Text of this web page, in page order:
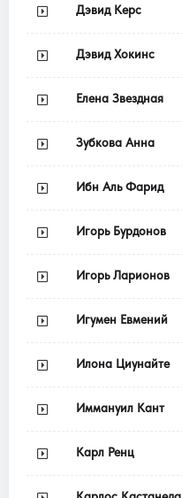
Дэвид Керс
Дэвид Хокинс
Елена Звездная
Зубкова Анна
Ибн Аль Фарид
Игорь Бурдонов
Игорь Ларионов
Игумен Евмений
Илона Циунайте
Иммануил Кант
Карл Ренц